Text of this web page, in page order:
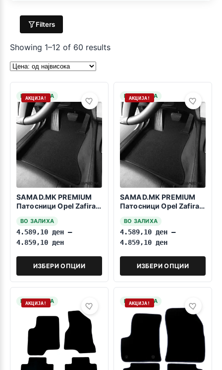
Filters
Showing 1–12 of 60 results
НА ЗАЛИХА
АКЦИЈА!
SAMAD.MK PREMIUM
Патосници Opel Zafira
ВО ЗАЛИХА
4.589,10 ден –
4.859,10 ден
ИЗБЕРИ ОПЦИИ
НА ЗАЛИХА
АКЦИЈА!
SAMAD.MK PREMIUM
Патосници Opel Zafira
Sedista
ВО ЗАЛИХА
4.589,10 ден –
4.859,10 ден
ИЗБЕРИ ОПЦИИ
НА ЗАЛИХА
АКЦИЈА! НА ЗАЛИХА
АКЦИЈА!